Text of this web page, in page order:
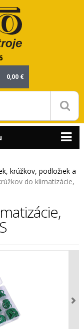
0,00 €
krúžkov, podložiek a
do klimatizácie,